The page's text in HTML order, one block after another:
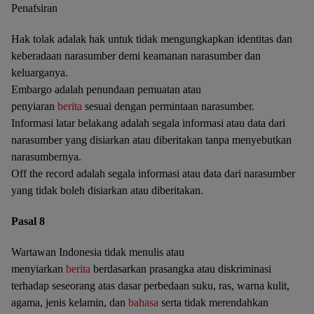
Penafsiran
Hak tolak adalak hak untuk tidak mengungkapkan identitas dan
keberadaan narasumber demi keamanan narasumber dan
keluarganya.
Embargo adalah penundaan pemuatan atau
penyiaran berita sesuai dengan permintaan narasumber.
Informasi latar belakang adalah segala informasi atau data dari
narasumber yang disiarkan atau diberitakan tanpa menyebutkan
narasumbernya.
Off the record adalah segala informasi atau data dari narasumber
yang tidak boleh disiarkan atau diberitakan.
Pasal 8
Wartawan Indonesia tidak menulis atau
menyiarkan berita berdasarkan prasangka atau diskriminasi
terhadap seseorang atas dasar perbedaan suku, ras, warna kulit,
agama, jenis kelamin, dan bahasa serta tidak merendahkan